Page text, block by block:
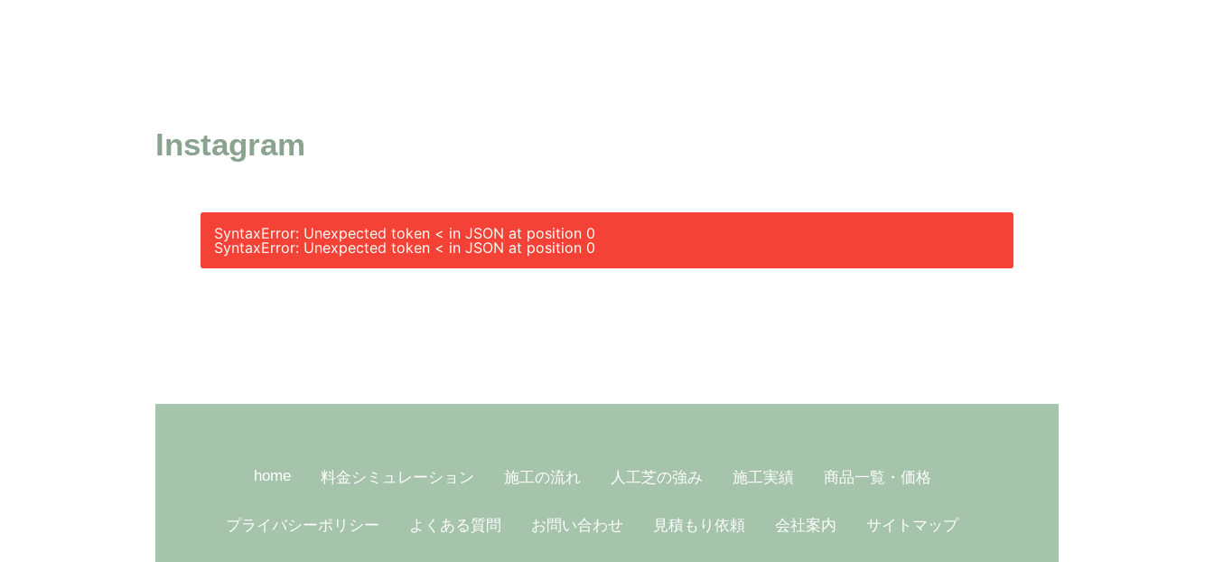
Instagram
SyntaxError: Unexpected token < in JSON at position 0
SyntaxError: Unexpected token < in JSON at position 0
home 料金シミュレーション 施工の流れ 人工芝の強み 施工実績 商品一覧・価格
プライバシーポリシー よくある質問 お問い合わせ 見積もり依頼 会社案内 サイトマップ